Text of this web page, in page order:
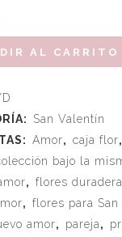
AL CARRITO
San Valentín
Amor, caja flor,
bajo la
, flores
, flores para San
amor, pareja,